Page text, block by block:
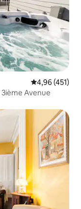
Note
4,96 (451)
Avenue
aimés